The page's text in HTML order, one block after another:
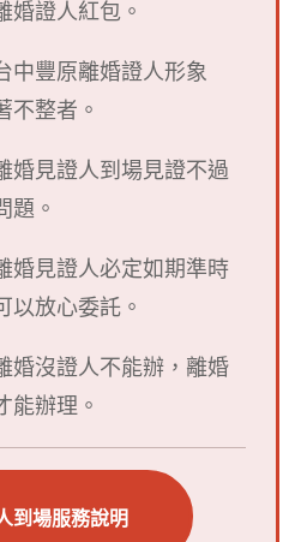
婚證人紅包。
中豐原離婚證人形象
不整者。
婚見證人到場見證不過
題。
婚見證人必定如期準時
以放心委託。
婚沒證人不能辦，離婚
能辦理。
到場服務說明